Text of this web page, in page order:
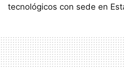
tecnológicos con sede en